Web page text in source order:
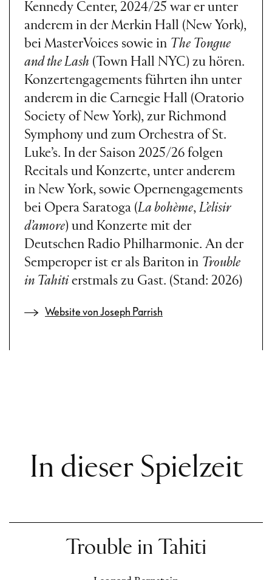
Kennedy Center, 2024/25 war er unter
anderem in der Merkin Hall (New York),
bei MasterVoices sowie in The Tongue
and the Lash (Town Hall NYC) zu hören.
Konzertengagements führten ihn unter
anderem in die Carnegie Hall (Oratorio
Society of New York), zur Richmond
Symphony und zum Orchestra of St.
Luke’s. In der Saison 2025/26 folgen
Recitals und Konzerte, unter anderem
in New York, sowie Opernengagements
bei Opera Saratoga (La bohème, L’elisir
d’amore) und Konzerte mit der
Deutschen Radio Philharmonie. An der
Semperoper ist er als Bariton in Trouble
in Tahitierstmals zu Gast. (Stand: 2026)
Website von Joseph Parrish
In dieser Spielzeit
Trouble in Tahiti